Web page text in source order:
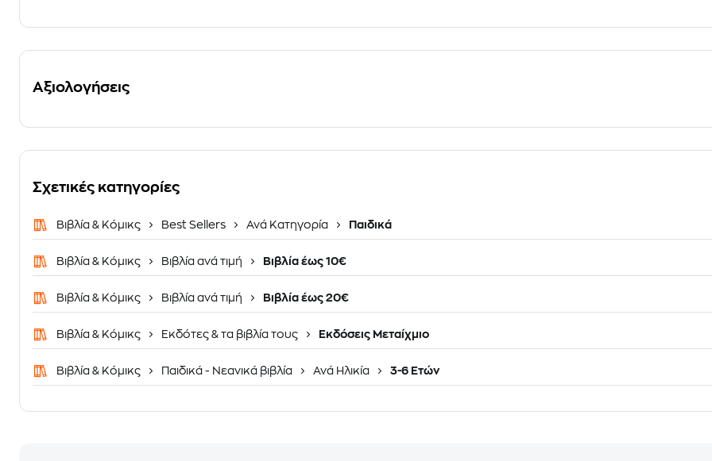
Αξιολογήσεις
Σχετικές κατηγορίες
Βιβλία & Κόμικς Best Sellers Ανά Κατηγορία Παιδικά
Βιβλία & Κόμικς Βιβλία ανά τιμή Βιβλία έως 10€
Βιβλία & Κόμικς Βιβλία ανά τιμή Βιβλία έως 20€
Βιβλία & Κόμικς Εκδότες & τα βιβλία τους Εκδόσεις Μεταίχμιο
Βιβλία & Κόμικς Παιδικά - Νεανικά βιβλία Ανά Ηλικία 3-6 Ετών